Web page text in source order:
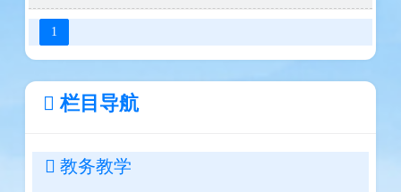
1
栏目导航
教务教学